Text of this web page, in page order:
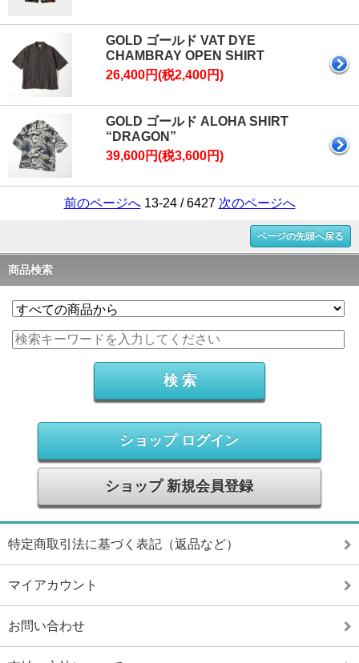
GOLD ゴールド VAT DYE
CHAMBRAY OPEN SHIRT
26,400円(税2,400円)
GOLD ゴールド ALOHA SHIRT
“DRAGON”
39,600円(税3,600円)
前のページへ13-24 / 6427 次のページへ
ページの先頭へ戻る
商品検索
ショップ ログイン
ショップ 新規会員登録
特定商取引法に基づく表記（返品など）
マイアカウント
お問い合わせ